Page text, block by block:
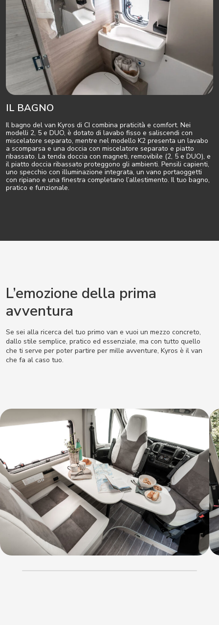
IL BAGNO
Il bagno del van Kyros di CI combina praticità e comfort. Nei
modelli 2, 5 e DUO, è dotato di lavabo fisso e saliscendi con
miscelatore separato, mentre nel modello K2 presenta un lavabo
a scomparsa e una doccia con miscelatore separato e piatto
ribassato. La tenda doccia con magneti, removibile (2, 5 e DUO), e
il piatto doccia ribassato proteggono gli ambienti. Pensili capienti,
uno specchio con illuminazione integrata, un vano portaoggetti
con ripiano e una finestra completano l’allestimento. Il tuo bagno,
pratico e funzionale.
L’emozione della prima
avventura
Se sei alla ricerca del tuo primo van e vuoi un mezzo concreto,
dallo stile semplice, pratico ed essenziale, ma con tutto quello
che ti serve per poter partire per mille avventure, Kyros è il van
che fa al caso tuo.